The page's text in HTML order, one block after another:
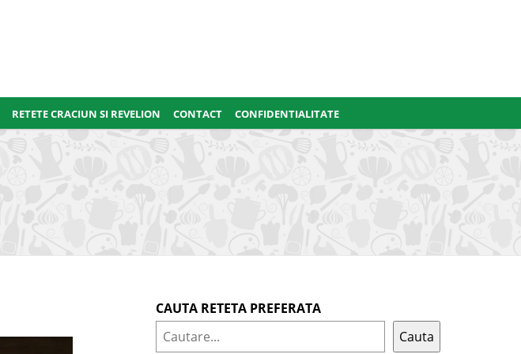
RETETE CRACIUN SI REVELION CONTACT CONFIDENTIALITATE
CAUTA RETETA PREFERATA
Cauta